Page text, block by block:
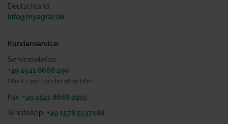
Deutschland
info@myagrar.de
Kundenservice:
Servicetelefon:
+49 4541 8668 290
(Mo.-Fr. von 8.00 bis 16.00 Uhr)
Fax: +49 4541 8668 2919
WhatsApp: +49 1578 5137188